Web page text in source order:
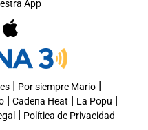
App
| Por siempre Mario|
| Cadena Heat | La Popu |
| Política de Privacidad